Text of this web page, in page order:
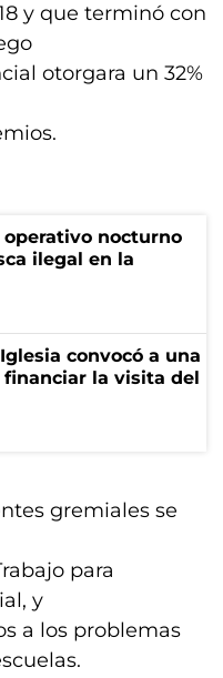
y que terminó con
otorgara un 32%
operativo nocturno
ilegal en la
convocó a una
financiar la visita del
gremiales se
para
y
a los problemas